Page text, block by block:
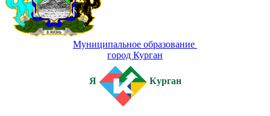
Муниципальное образование
город Курган
Я Курган